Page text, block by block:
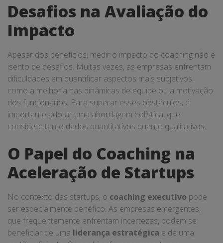
Desafios na Avaliação do
Impacto
Apesar dos benefícios, medir o impacto do coaching não é
isento de desafios. Muitas vezes, as empresas enfrentam
dificuldades em quantificar aspectos mais subjetivos,
como a melhoria nas dinâmicas de equipe ou a motivação
dos funcionários. Para superar esses obstáculos, é
importante adotar uma abordagem holística, que
considere tanto dados quantitativos quanto qualitativos.
O Papel do Coaching na
Aceleração de Startups
No contexto das startups, o coaching executivo pode
ser especialmente benéfico. As empresas emergentes,
que frequentemente enfrentam incertezas, podem se
beneficiar de uma liderança estratégica e de uma